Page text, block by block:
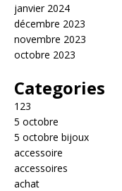
janvier 2024
décembre 2023
novembre 2023
octobre 2023
Categories
123
5 octobre
5 octobre bijoux
accessoire
accessoires
achat